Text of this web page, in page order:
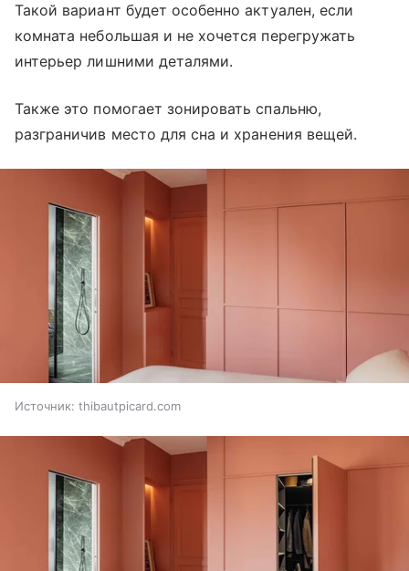
Такой вариант будет особенно актуален, если
комната небольшая и не хочется перегружать
интерьер лишними деталями.
Также это помогает зонировать спальню,
разграничив место для сна и хранения вещей.
Источник: thibautpicard.com